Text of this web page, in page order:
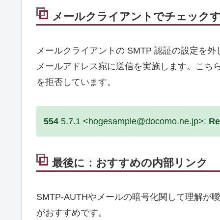
メールクライアントでチェック
メールクライアントの SMTP 認証の設定を
メールアドレス宛に送信を実施します。こち
を拒否しています。
554 5.7.1 <hogesample@docomo.ne.jp>:
最後に：おすすめの内部リンク
SMTP-AUTHやメールの暗号化関して理解が
がおすすめです。